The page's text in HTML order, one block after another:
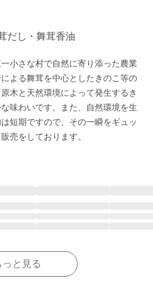
だし・舞茸香油
小さな村で自然に寄り添った農業
よる舞茸を中心としたきのこ等の
木と天然環境によって発生するき
味わいです。また、自然環境を生
短期ですので、その一瞬をギュッ
売をしております。
っと見る